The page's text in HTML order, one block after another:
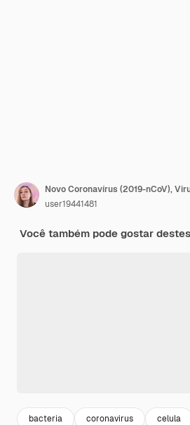
Novo Coronavírus (2019-nCoV),
user19441481
Você também pode gostar
bacteria coronavirus celula